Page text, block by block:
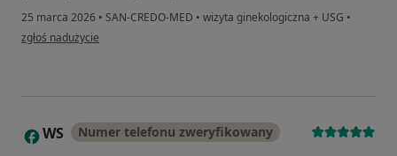
25 marca 2026 • SAN-CREDO-MED • wizyta ginekologiczna + USG •
w opinii użytkownika Olga
zgłoś nadużycie
W WS Numer telefonu zweryfikowany